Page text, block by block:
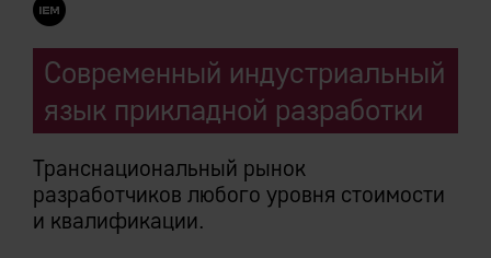
Современный индустриальный
язык прикладной разработки
Транснациональный рынок
разработчиков любого уровня стоимости
и квалификации.